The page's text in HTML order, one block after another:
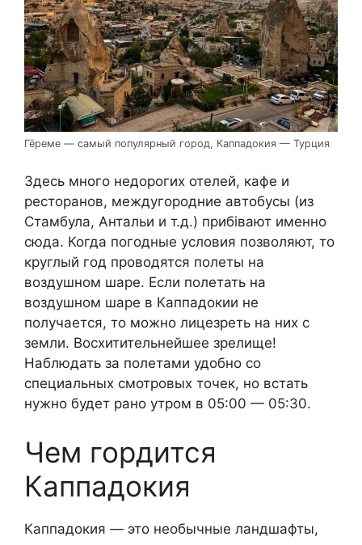
Гёреме — самый популярный город, Каппадокия — Турция
Здесь много недорогих отелей, кафе и
ресторанов, междугородние автобусы (из
Стамбула, Антальи и т.д.) прибівают именно
сюда. Когда погодные условия позволяют, то
круглый год проводятся полеты на
воздушном шаре. Если полетать на
воздушном шаре в Каппадокии не
получается, то можно лицезреть на них с
земли. Восхитительнейшее зрелище!
Наблюдать за полетами удобно со
специальных смотровых точек, но встать
нужно будет рано утром в 05:00 — 05:30.
Чем гордится
Каппадокия
Каппадокия — это необычные ландшафты,